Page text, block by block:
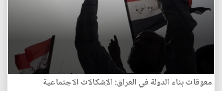
معوقات بناء الدولة في العراق: الإشكالات الاجتماعية